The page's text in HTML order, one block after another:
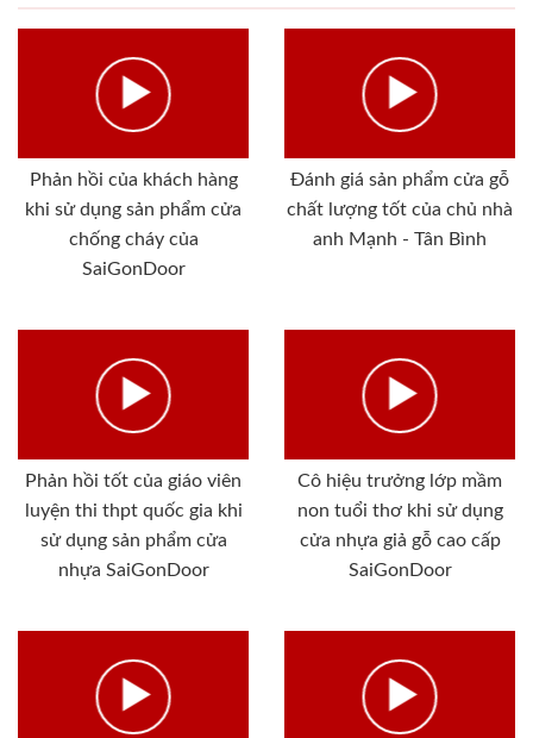
Phản hồi của khách hàng
khi sử dụng sản phẩm cửa
chống cháy của
SaiGonDoor
Đánh giá sản phẩm cửa gỗ
chất lượng tốt của chủ nhà
anh Mạnh - Tân Bình
Phản hồi tốt của giáo viên
luyện thi thpt quốc gia khi
sử dụng sản phẩm cửa
nhựa SaiGonDoor
Cô hiệu trưởng lớp mầm
non tuổi thơ khi sử dụng
cửa nhựa giả gỗ cao cấp
SaiGonDoor